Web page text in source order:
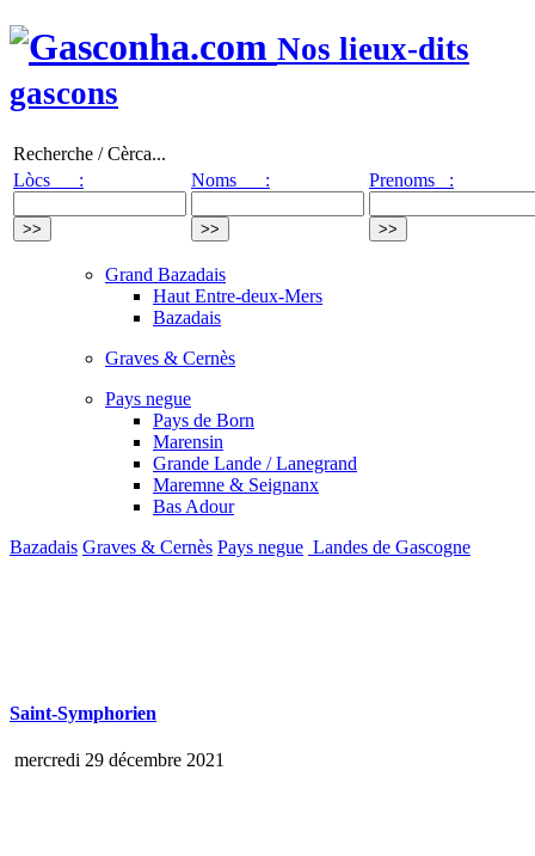
Nos lieux-dits
gascons
Recherche / Cèrca...
Lòcs :
Noms : Prenoms :
Grand Bazadais
Haut Entre-deux-Mers
Bazadais
Graves & Cernès
Pays negue
Pays de Born
Marensin
Grande Lande / Lanegrand
Maremne & Seignanx
Bas Adour
Bazadais Graves & Cernès Pays negue Landes de Gascogne
Saint-Symphorien
mercredi 29 décembre 2021